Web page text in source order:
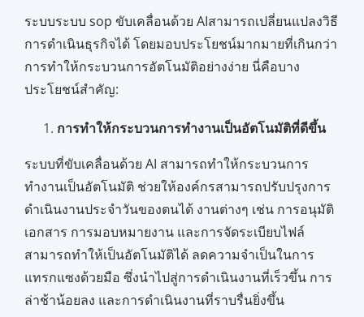
ระบบระบบ sop ขับเคลื่อนด้วย AIสามารถเปลี่ยนแปลงวิธี
การดำเนินธุรกิจได้ โดยมอบประโยชน์มากมายที่เกินกว่า
การทำให้กระบวนการอัตโนมัติอย่างง่าย นี่คือบาง
ประโยชน์สำคัญ:
การทำให้กระบวนการทำงานเป็นอัตโนมัติที่ดีขึ้น
ระบบที่ขับเคลื่อนด้วย AI สามารถทำให้กระบวนการ
ทำงานเป็นอัตโนมัติ ช่วยให้องค์กรสามารถปรับปรุงการ
ดำเนินงานประจำวันของตนได้ งานต่างๆ เช่น การอนุมัติ
เอกสาร การมอบหมายงาน และการจัดระเบียบไฟล์
สามารถทำให้เป็นอัตโนมัติได้ ลดความจำเป็นในการ
แทรกแซงด้วยมือ ซึ่งนำไปสู่การดำเนินงานที่เร็วขึ้น การ
ล่าช้าน้อยลง และการดำเนินงานที่ราบรื่นยิ่งขึ้น